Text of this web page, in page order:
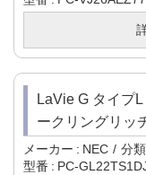
LaVie G タイプ
ークリングリッ
メーカー NEC 分類
型番
PC-